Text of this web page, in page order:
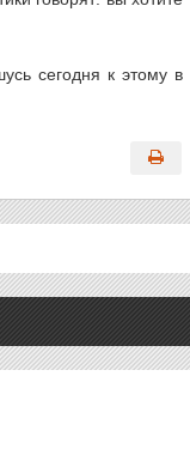
сегодня к этому в